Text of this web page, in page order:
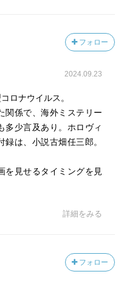
フォロー
2024.09.23
ロナウイルス。
係で、海外ミステリー
多少言及あり。ホロヴィ
は、小説古畑任三郎。
見せるタイミングを見
詳細をみる
フォロー